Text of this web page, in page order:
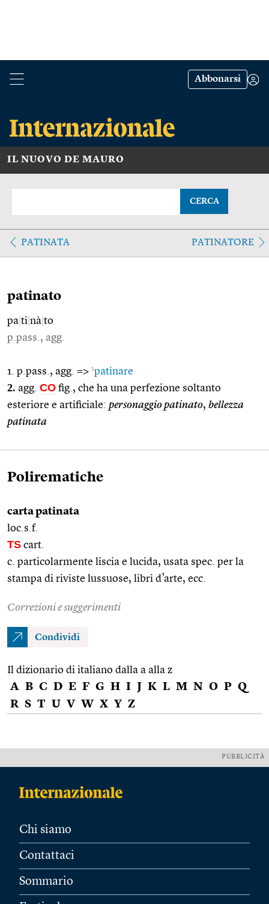
Abbonarsi
IL NUOVO DE MAURO
CERCA
PATINATA PATINATORE
patinato
pa ti nà to
p.pass., agg.
1. p.pass., agg. => 1patinare
2. agg. CO fig., che ha una perfezione soltanto
esteriore e artificiale: personaggio patinato, bellezza
patinata
Polirematiche
carta patinata
loc.s.f.
TS cart.
c. particolarmente liscia e lucida, usata spec. per la
stampa di riviste lussuose, libri d’arte, ecc.
Correzioni e suggerimenti
Condividi
Il dizionario di italiano dalla a alla z
A B C D E F G H I J K L M N O P Q
R S T U V W X Y Z
PUBBLICITÀ
Chi siamo
Contattaci
Sommario